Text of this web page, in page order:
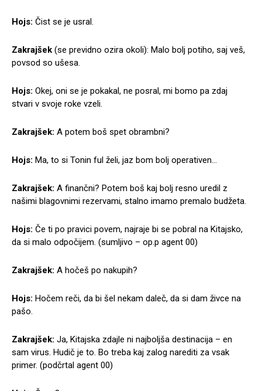
Hojs: Čist se je usral.
Zakrajšek (se previdno ozira okoli): Malo bolj potiho, saj veš,
povsod so ušesa.
Hojs: Okej, oni se je pokakal, ne posral, mi bomo pa zdaj
stvari v svoje roke vzeli.
Zakrajšek: A potem boš spet obrambni?
Hojs: Ma, to si Tonin ful želi, jaz bom bolj operativen…
Zakrajšek: A finančni? Potem boš kaj bolj resno uredil z
našimi blagovnimi rezervami, stalno imamo premalo budžeta.
Hojs: Če ti po pravici povem, najraje bi se pobral na Kitajsko,
da si malo odpočijem. (sumljivo – op.p agent 00)
Zakrajšek: A hočeš po nakupih?
Hojs: Hočem reči, da bi šel nekam daleč, da si dam živce na
pašo.
Zakrajšek: Ja, Kitajska zdajle ni najboljša destinacija – en
sam virus. Hudič je to. Bo treba kaj zalog narediti za vsak
primer. (podčrtal agent 00)